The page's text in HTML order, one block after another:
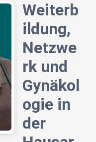
Weiterb
ildung,
Netzwe
rk und
Gynäkol
ogie in
der